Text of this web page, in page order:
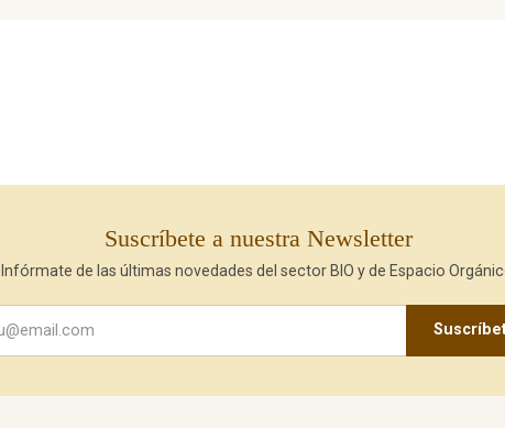
Suscríbete a nuestra Newsletter
Infórmate de las últimas novedades del sector BIO y de Espacio